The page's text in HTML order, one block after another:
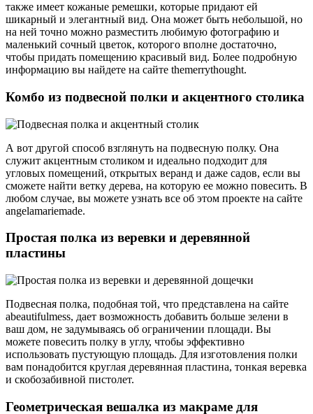
также имеет кожаные ремешки, которые придают ей
шикарный и элегантный вид. Она может быть небольшой, но
на ней точно можно разместить любимую фотографию и
маленький сочный цветок, которого вполне достаточно,
чтобы придать помещению красивый вид. Более подробную
информацию вы найдете на сайте themerrythought.
Комбо из подвесной полки и акцентного столика
А вот другой способ взглянуть на подвесную полку. Она
служит акцентным столиком и идеально подходит для
угловых помещений, открытых веранд и даже садов, если вы
сможете найти ветку дерева, на которую ее можно повесить. В
любом случае, вы можете узнать все об этом проекте на сайте
angelamariemade.
Простая полка из веревки и деревянной
пластины
Подвесная полка, подобная той, что представлена на сайте
abeautifulmess, дает возможность добавить больше зелени в
ваш дом, не задумываясь об ограничении площади. Вы
можете повесить полку в углу, чтобы эффективно
использовать пустующую площадь. Для изготовления полки
вам понадобится круглая деревянная пластина, тонкая веревка
и скобозабивной пистолет.
Геометрическая вешалка из макраме для